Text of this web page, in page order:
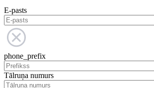
E-pasts
phone_prefix
Tālruņa numurs